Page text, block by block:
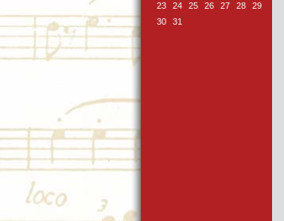
23
24 25 26 27 28
29
30
31